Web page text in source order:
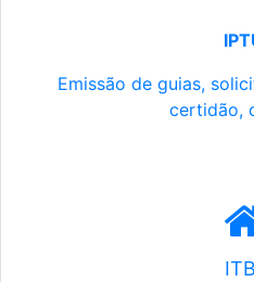
Emissão de guias,
certidão,